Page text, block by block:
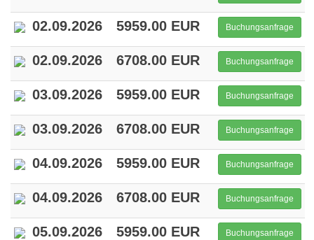
02.09.2026 5959.00 EUR Buchungsanfrage
02.09.2026 6708.00 EUR Buchungsanfrage
03.09.2026 5959.00 EUR Buchungsanfrage
03.09.2026 6708.00 EUR Buchungsanfrage
04.09.2026 5959.00 EUR Buchungsanfrage
04.09.2026 6708.00 EUR Buchungsanfrage
05.09.2026 5959.00 EUR Buchungsanfrage